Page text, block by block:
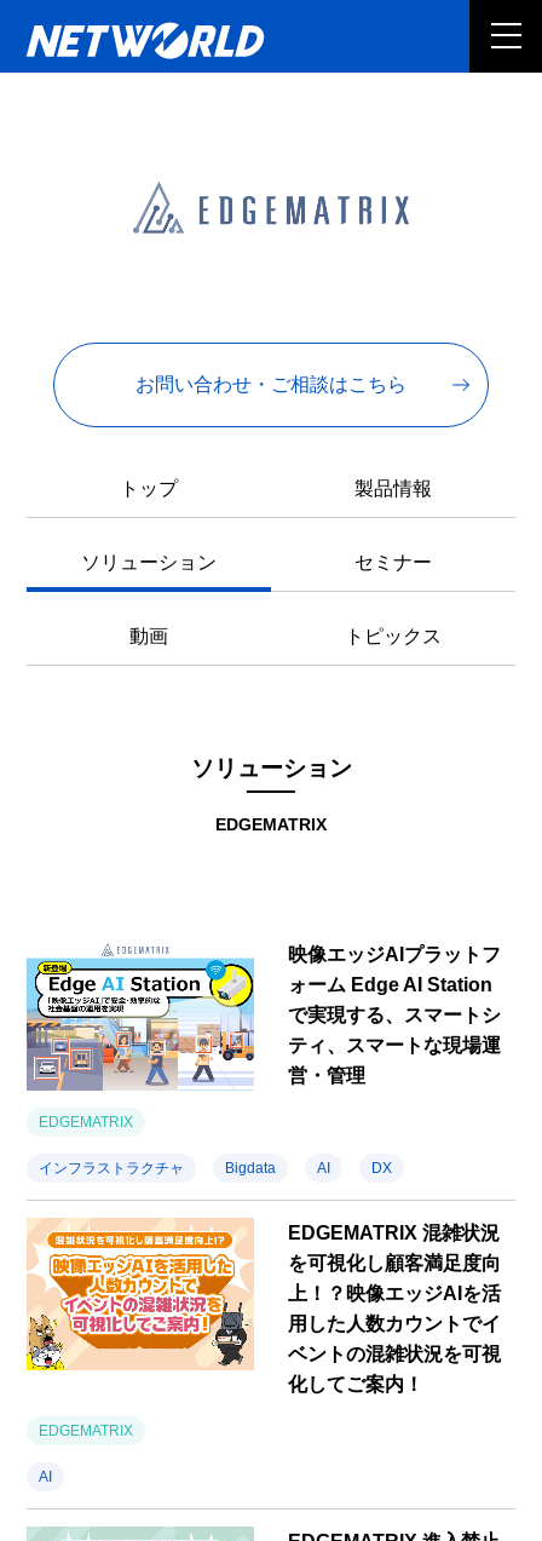
お問い合わせ・ご相談はこちら
トップ 製品情報
ソリューション セミナー
動画 トピックス
EDGEMATRIX
ソリューション
映像エッジAIプラットフ
ォーム Edge AI Station
で実現する、スマートシ
ティ、スマートな現場運
営・管理
EDGEMATRIX
インフラストラクチャ Bigdata AI DX
EDGEMATRIX 混雑状況
を可視化し顧客満足度向
上！？映像エッジAIを活
用した人数カウントでイ
ベントの混雑状況を可視
化してご案内！
EDGEMATRIX
AI